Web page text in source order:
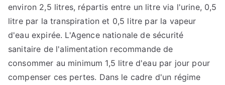
environ 2,5 litres, répartis entre un litre via l'urine, 0,5
litre par la transpiration et 0,5 litre par la vapeur
d'eau expirée. L'Agence nationale de sécurité
sanitaire de l'alimentation recommande de
consommer au minimum 1,5 litre d'eau par jour pour
compenser ces pertes. Dans le cadre d'un régime